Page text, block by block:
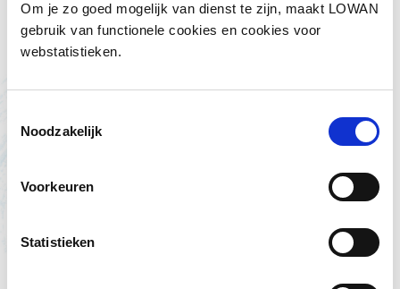
Om je zo goed mogelijk van dienst te zijn, maakt LOWAN
gebruik van functionele cookies en cookies voor
webstatistieken.
Noodzakelijk
Voorkeuren
Statistieken